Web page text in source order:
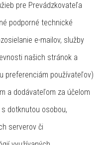
pre Prevádzkovateľa
podporné technické
e-mailov, služby
našich stránok a
preferenciám používateľov)
a dodávateľom za účelom
dotknutou osobou,
serverov či